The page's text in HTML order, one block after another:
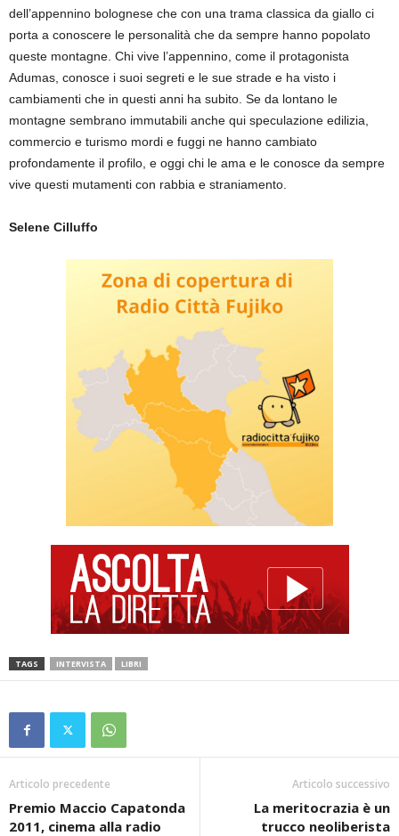
dell’appennino bolognese che con una trama classica da giallo ci
porta a conoscere le personalità che da sempre hanno popolato
queste montagne. Chi vive l’appennino, come il protagonista
Adumas, conosce i suoi segreti e le sue strade e ha visto i
cambiamenti che in questi anni ha subito. Se da lontano le
montagne sembrano immutabili anche qui speculazione edilizia,
commercio e turismo mordi e fuggi ne hanno cambiato
profondamente il profilo, e oggi chi le ama e le conosce da sempre
vive questi mutamenti con rabbia e straniamento.
Selene Cilluffo
TAGS INTERVISTA LIBRI
Articolo precedente
Premio Maccio Capatonda
2011, cinema alla radio
Articolo successivo
La meritocrazia è un
trucco neoliberista